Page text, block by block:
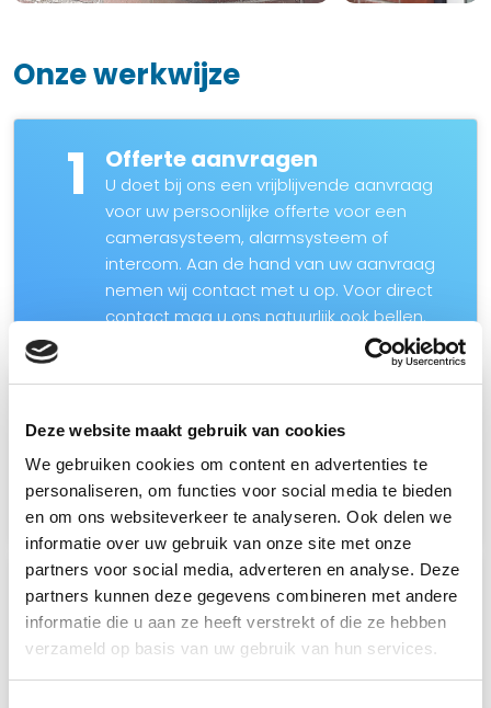
Deze website maakt gebruik van cookies
We gebruiken cookies om content en advertenties te
personaliseren, om functies voor social media te bieden
en om ons websiteverkeer te analyseren. Ook delen we
informatie over uw gebruik van onze site met onze
partners voor social media, adverteren en analyse. Deze
partners kunnen deze gegevens combineren met andere
informatie die u aan ze heeft verstrekt of die ze hebben
verzameld op basis van uw gebruik van hun services.
Onze werkwijze
1 Offerte aanvragen
U doet bij ons een vrijblijvende aanvraag
voor uw persoonlijke offerte voor een
camerasysteem, alarmsysteem of
intercom. Aan de hand van uw aanvraag
nemen wij contact met u op. Voor direct
contact mag u ons natuurlijk ook bellen.
2
Wij komen graag bij u langs om uw
persoonlijke situatie te bekijken en met u
Lees meer
3 Montage camera’s
Het beveiligingssysteem zal door onze
eigen monteurs vakkundig worden